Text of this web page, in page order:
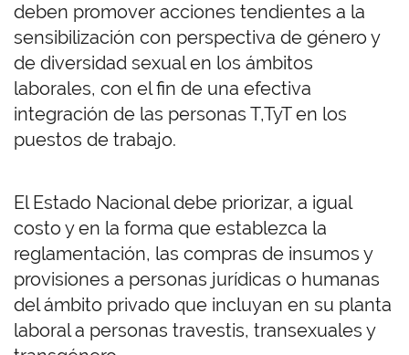
deben promover acciones tendientes a la
sensibilización con perspectiva de género y
de diversidad sexual en los ámbitos
laborales, con el fin de una efectiva
integración de las personas T,TyT en los
puestos de trabajo.
El Estado Nacional debe priorizar, a igual
costo y en la forma que establezca la
reglamentación, las compras de insumos y
provisiones a personas jurídicas o humanas
del ámbito privado que incluyan en su planta
laboral a personas travestis, transexuales y